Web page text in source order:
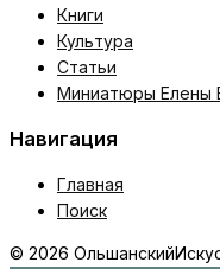
Книги
Культура
Статьи
Миниатюры Елены
Навигация
Главная
Поиск
© 2026 Ольшанский